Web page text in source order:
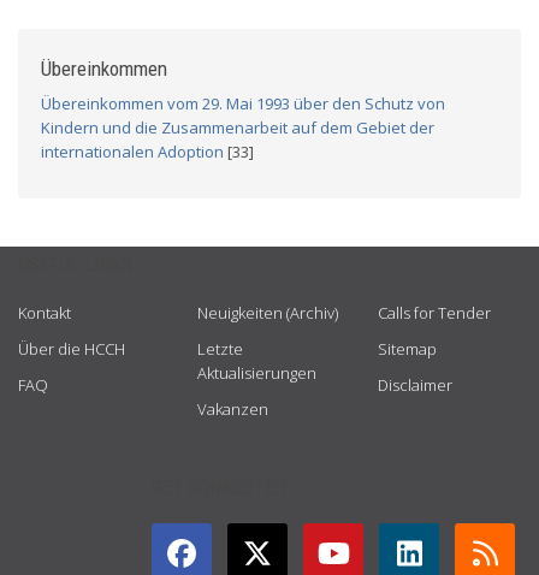
Übereinkommen
Übereinkommen vom 29. Mai 1993 über den Schutz von
Kindern und die Zusammenarbeit auf dem Gebiet der
internationalen Adoption [33]
Kontakt
Über die HCCH
FAQ
Neuigkeiten (Archiv)
Letzte
Aktualisierungen
Vakanzen
Calls for Tender
Sitemap
Disclaimer